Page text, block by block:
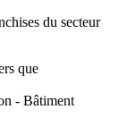
du secteur
que
- Bâtiment